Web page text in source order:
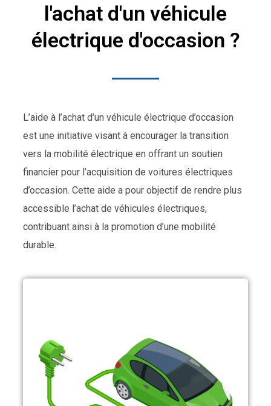
l'achat d'un véhicule
électrique d'occasion ?
L’aide à l’achat d’un véhicule électrique d’occasion
est une initiative visant à encourager la transition
vers la mobilité électrique en offrant un soutien
financier pour l’acquisition de voitures électriques
d’occasion. Cette aide a pour objectif de rendre plus
accessible l’achat de véhicules électriques,
contribuant ainsi à la promotion d’une mobilité
durable.